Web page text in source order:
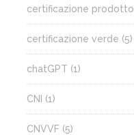
certificazione prodotto
certificazione verde (5)
chatGPT (1)
CNI (1)
CNVVF (5)